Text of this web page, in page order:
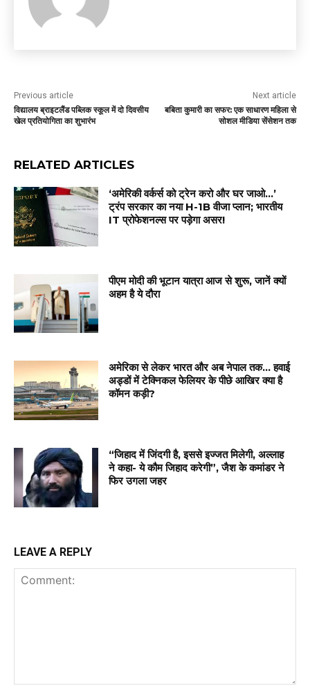
Previous article
विद्यालय ब्राइटलैंड पब्लिक स्कूल में दो दिवसीय
खेल प्रतियोगिता का शुभारंभ
Next article
बबिता कुमारी का सफर: एक साधारण महिला से
सोशल मीडिया सेंसेशन तक
RELATED ARTICLES
‘अमेरिकी वर्कर्स को ट्रेन करो और घर जाओ…’
ट्रंप सरकार का नया H-1B वीजा प्लान; भारतीय
IT प्रोफेशनल्स पर पड़ेगा असर!
पीएम मोदी की भूटान यात्रा आज से शुरू, जानें क्यों
अहम है ये दौरा
अमेरिका से लेकर भारत और अब नेपाल तक… हवाई
अड्डों में टेक्निकल फेलियर के पीछे आखिर क्या है
कॉमन कड़ी?
“जिहाद में जिंदगी है, इससे इज्जत मिलेगी, अल्लाह
ने कहा- ये कौम जिहाद करेगी”, जैश के कमांडर ने
फिर उगला जहर
LEAVE A REPLY